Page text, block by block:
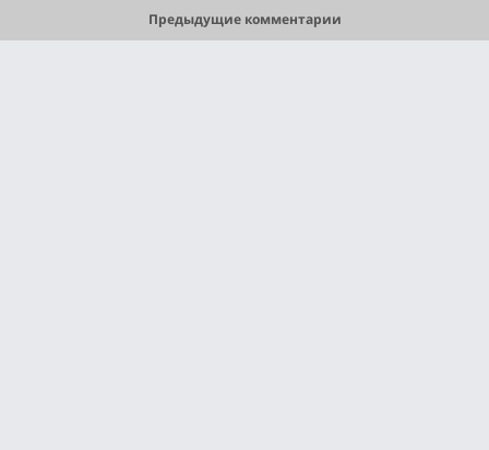
Предыдущие комментарии